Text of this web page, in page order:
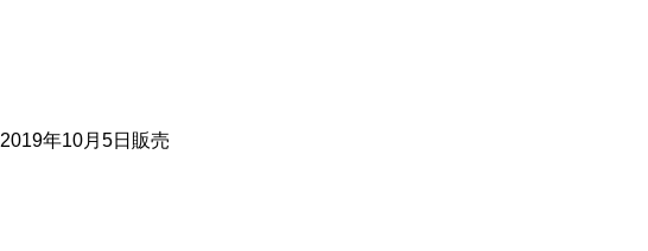
2019年10月5日販売